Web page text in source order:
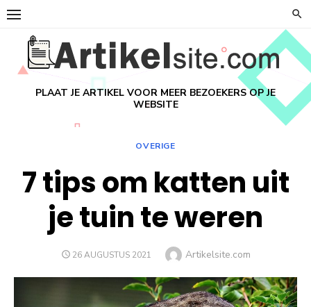
Ga
inhoud
PLAAT JE ARTIKEL VOOR MEER BEZOEKERS OP JE
WEBSITE
OVERIGE
7 tips om katten uit
je tuin te weren
GEPLAATST
26 AUGUSTUS 2021 Auteur
Artikelsite.com